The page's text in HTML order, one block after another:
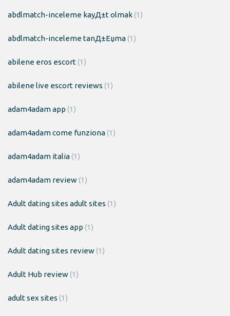
abdlmatch-inceleme kayД±t olmak(1)
abdlmatch-inceleme tanД±Еџma(1)
abilene eros escort(1)
abilene live escort reviews (1)
adam4adam app (1)
adam4adam come funziona(1)
adam4adam italia(1)
adam4adam review(1)
Adult dating sites adult sites (1)
Adult dating sites app (1)
Adult dating sites review(1)
Adult Hub review(1)
adult sex sites (1)